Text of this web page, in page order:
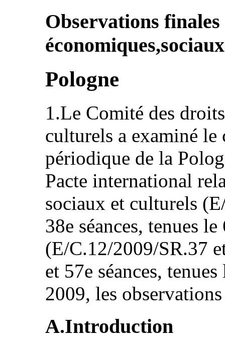
Observations
Pologne
1.Le Comité des
culturels a examiné
périodique de la
Pacte international
sociaux et culturels
38e séances, tenues
(E/C.12/2009/SR.37
et 57e séances,
2009, les
A.Introduction